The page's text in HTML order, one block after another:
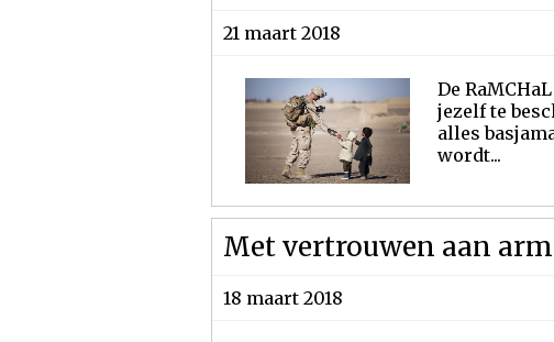
21 maart 2018
De
jezelf te
alles
wordt...
Met vertrouwen aan
18 maart 2018